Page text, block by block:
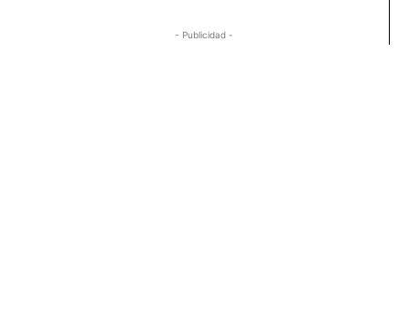
- Publicidad -